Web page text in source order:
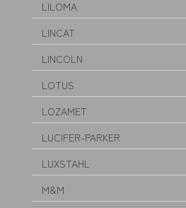
LILOMA
LINCAT
LINCOLN
LOTUS
LOZAMET
LUCIFER-PARKER
LUXSTAHL
M&M